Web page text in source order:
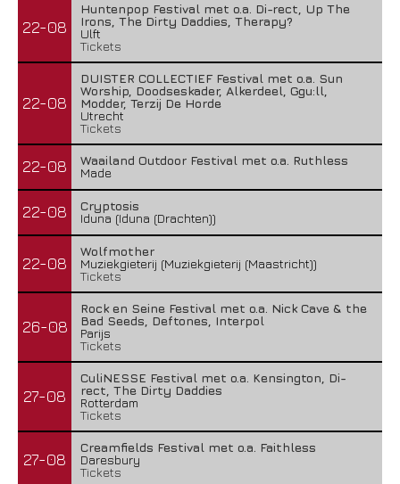
22-08
Huntenpop Festival met o.a. Di-rect, Up The
Irons, The Dirty Daddies, Therapy?
Ulft
Tickets
22-08
DUISTER COLLECTIEF Festival met o.a. Sun
Worship, Doodseskader, Alkerdeel, Ggu:ll,
Modder, Terzij De Horde
Utrecht
Tickets
22-08
Waailand Outdoor Festival met o.a. Ruthless
Made
22-08
Cryptosis
Iduna (Iduna (Drachten))
22-08
Wolfmother
Muziekgieterij (Muziekgieterij (Maastricht))
Tickets
26-08
Rock en Seine Festival met o.a. Nick Cave & the
Bad Seeds, Deftones, Interpol
Parijs
Tickets
27-08
CuliNESSE Festival met o.a. Kensington, Di-
rect, The Dirty Daddies
Rotterdam
Tickets
27-08
Creamfields Festival met o.a. Faithless
Daresbury
Tickets